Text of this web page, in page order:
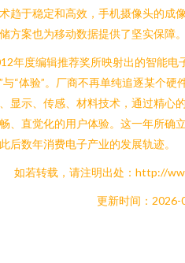
趋于稳定和高效，手机摄像头的成
方案也为移动数据提供了坚实保障。
年度编辑推荐奖所映射出的智能电
与“体验”。厂商不再单纯追逐某个
显示、传感、材料技术，通过精心
、直觉化的用户体验。这一年所确
后数年消费电子产业的发展轨迹。
如若转载，请注明出处：http://
更新时间：2026-